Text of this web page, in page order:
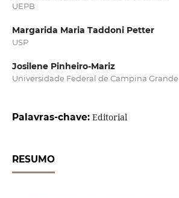
UEPB
Margarida Maria Taddoni Petter
USP
Josilene Pinheiro-Mariz
Universidade Federal de Campina Grande
Palavras-chave: Editorial
RESUMO